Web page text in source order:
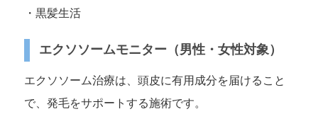
・黒髪生活
エクソソームモニター（男性・女性対象）
エクソソーム治療は、頭皮に有用成分を届けること
で、発毛をサポートする施術です。